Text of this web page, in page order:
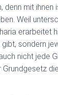
denn mit ihnen
Weil
erarbeitet
gibt, sondern
nicht jede